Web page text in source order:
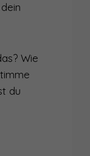
Wie
du